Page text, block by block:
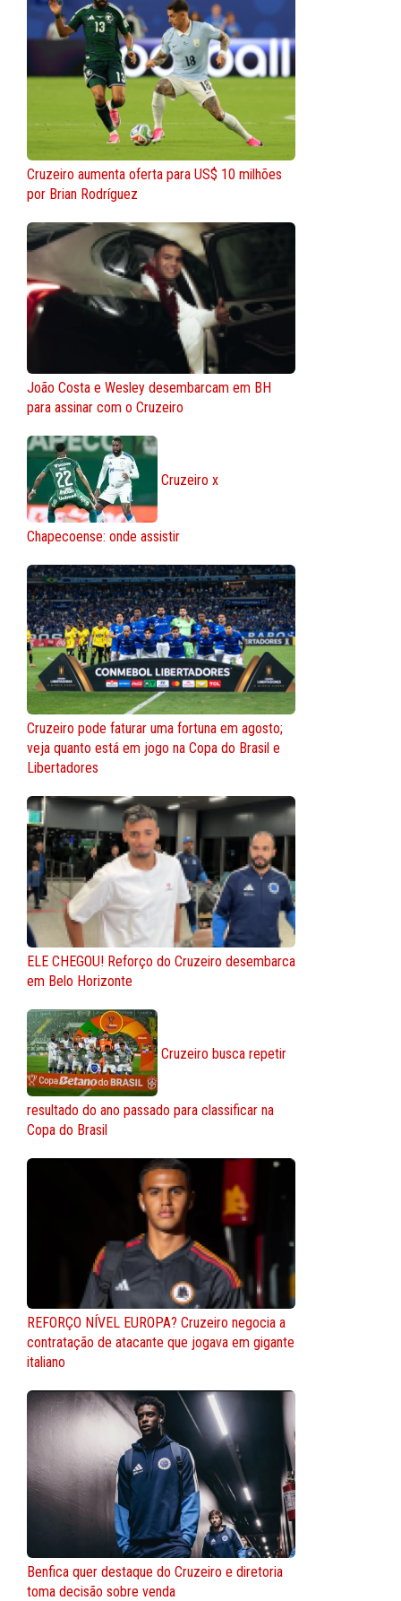
Cruzeiro aumenta oferta para US$ 10 milhões
por Brian Rodríguez
João Costa e Wesley desembarcam em BH
para assinar com o Cruzeiro
Cruzeiro x
Chapecoense: onde assistir
Cruzeiro pode faturar uma fortuna em agosto;
veja quanto está em jogo na Copa do Brasil e
Libertadores
ELE CHEGOU! Reforço do Cruzeiro desembarca
em Belo Horizonte
Cruzeiro busca repetir
resultado do ano passado para classificar na
Copa do Brasil
REFORÇO NÍVEL EUROPA? Cruzeiro negocia a
contratação de atacante que jogava em gigante
italiano
Benfica quer destaque do Cruzeiro e diretoria
toma decisão sobre venda